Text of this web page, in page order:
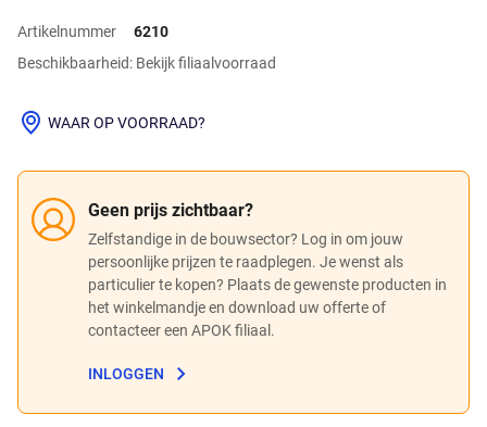
Artikelnummer
6210
Beschikbaarheid: Bekijk filiaalvoorraad
Geen prijs zichtbaar?
Zelfstandige in de bouwsector? Log in om jouw
persoonlijke prijzen te raadplegen. Je wenst als
particulier te kopen? Plaats de gewenste producten in
het winkelmandje en download uw offerte of
contacteer een APOK filiaal.
INLOGGEN
WAAR OP VOORRAAD?